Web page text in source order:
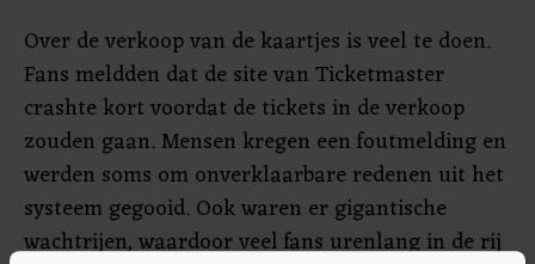
Over de verkoop van de kaartjes is veel te doen.
Fans meldden dat de site van Ticketmaster
crashte kort voordat de tickets in de verkoop
zouden gaan. Mensen kregen een foutmelding en
werden soms om onverklaarbare redenen uit het
systeem gegooid. Ook waren er gigantische
wachtrijen, waardoor veel fans urenlang in de rij